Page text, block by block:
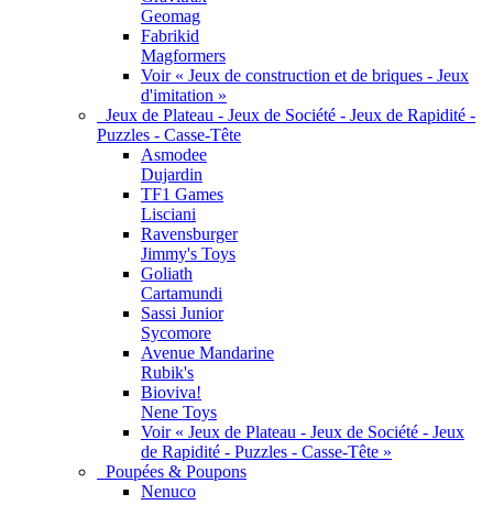
Geomag
Fabrikid
Magformers
Voir « Jeux de construction et de briques - Jeux
d'imitation »
Jeux de Plateau - Jeux de Société - Jeux de Rapidité -
Puzzles - Casse-Tête
Asmodee
Dujardin
TF1 Games
Lisciani
Ravensburger
Jimmy's Toys
Goliath
Cartamundi
Sassi Junior
Sycomore
Avenue Mandarine
Rubik's
Bioviva!
Nene Toys
Voir « Jeux de Plateau - Jeux de Société - Jeux
de Rapidité - Puzzles - Casse-Tête »
Poupées & Poupons
Nenuco